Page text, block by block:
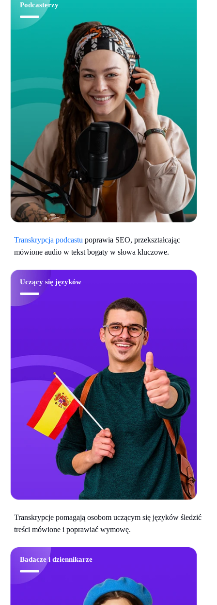
Podcasterzy
Transkrypcja podcastu poprawia SEO, przekształcając
mówione audio w tekst bogaty w słowa kluczowe.
Uczący się języków
Transkrypcje pomagają osobom uczącym się języków śledzić
treści mówione i poprawiać wymowę.
Badacze i dziennikarze